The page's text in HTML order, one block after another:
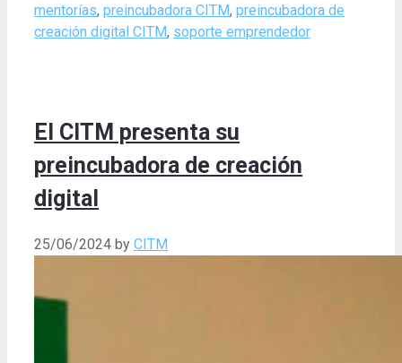
mentorías, preincubadora CITM, preincubadora de
creación digital CITM, soporte emprendedor
El CITM presenta su
preincubadora de creación
digital
25/06/2024 by CITM